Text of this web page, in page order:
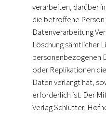
verarbeiten, darüber
die betroffene Person
Datenverarbeitung
Löschung sämtlicher
personenbezogenen
oder Replikationen
Daten verlangt hat,
erforderlich ist. Der
Verlag Schlütter,